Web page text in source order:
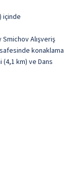
içinde
Alışveriş
konaklama
(4,1 km) ve Dans